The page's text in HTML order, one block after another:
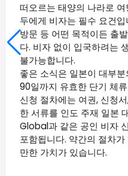
떠오르는 태양의 나라로
두에게 비자는 필수 요건
방문 등 어떤 목적이든 출
다. 비자 없이 입국하려는
불가능합니다.
좋은 소식은 일본이 대부
90일까지 유효한 단기 체
신청 절차에는 여권, 신청
한 서류를 인도 주재 일본
Global과 같은 공인 비자
포함됩니다. 약간의 절차
만한 가치가 있습니다.